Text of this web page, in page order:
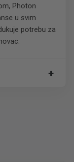
Photon
u svim
potrebu za
+